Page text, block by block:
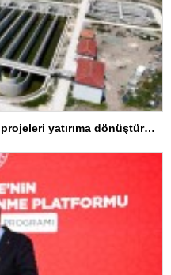
Başkan Şerifoğulları: “Kıymetli projeleri yatırıma dönüştürdük”